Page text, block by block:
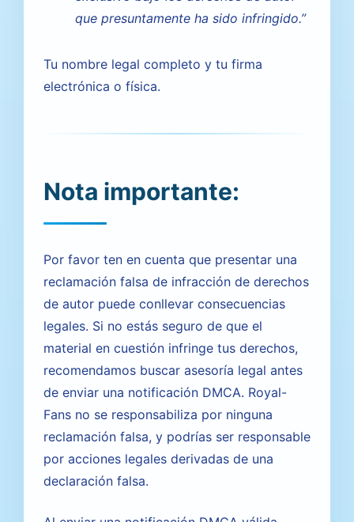
que presuntamente ha sido infringido.”
Tu nombre legal completo y tu firma
electrónica o física.
Nota importante:
Por favor ten en cuenta que presentar una
reclamación falsa de infracción de derechos
de autor puede conllevar consecuencias
legales. Si no estás seguro de que el
material en cuestión infringe tus derechos,
recomendamos buscar asesoría legal antes
de enviar una notificación DMCA. Royal-
Fans no se responsabiliza por ninguna
reclamación falsa, y podrías ser responsable
por acciones legales derivadas de una
declaración falsa.